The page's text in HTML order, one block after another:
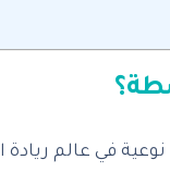
نوعية في عالم